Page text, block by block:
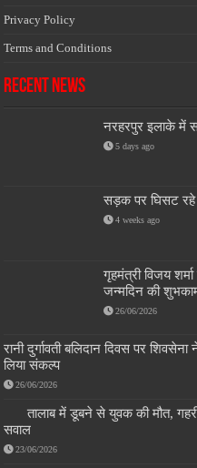
Privacy Policy
Terms and Conditions
Recent News
नरहरपुर इलाके में
5 days ago
सड़क पर घिसट रहे
4 weeks ago
गृहमंत्री विजय
जन्मदिन की
26/06/2026
रानी दुर्गावती बलिदान दिवस पर
लिया संकल्प
26/06/2026
तालाब में डूबने से युवक की मौत,
सवाल
23/06/2026